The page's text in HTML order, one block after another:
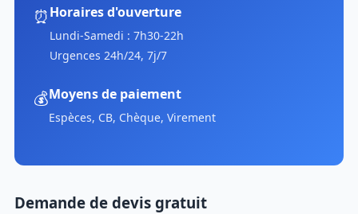
⏰Horaires d'ouverture
Lundi-Samedi : 7h30-22h
Urgences 24h/24, 7j/7
💰Moyens de paiement
Espèces, CB, Chèque, Virement
Demande de devis gratuit